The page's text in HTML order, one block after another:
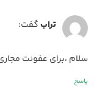
ترابگفت:
سلام ،برای عفونت
پاسخ